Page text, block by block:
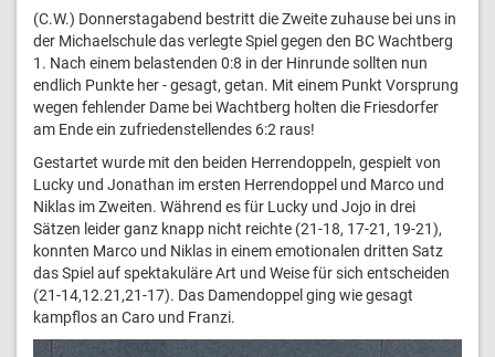
(C.W.) Donnerstagabend bestritt die Zweite zuhause bei uns in
der Michaelschule das verlegte Spiel gegen den BC Wachtberg
1. Nach einem belastenden 0:8 in der Hinrunde sollten nun
endlich Punkte her - gesagt, getan. Mit einem Punkt Vorsprung
wegen fehlender Dame bei Wachtberg holten die Friesdorfer
am Ende ein zufriedenstellendes 6:2 raus!
Gestartet wurde mit den beiden Herrendoppeln, gespielt von
Lucky und Jonathan im ersten Herrendoppel und Marco und
Niklas im Zweiten. Während es für Lucky und Jojo in drei
Sätzen leider ganz knapp nicht reichte (21-18, 17-21, 19-21),
konnten Marco und Niklas in einem emotionalen dritten Satz
das Spiel auf spektakuläre Art und Weise für sich entscheiden
(21-14,12.21,21-17). Das Damendoppel ging wie gesagt
kampflos an Caro und Franzi.